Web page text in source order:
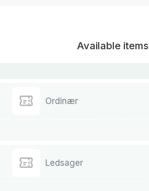
Available items
Ordinær
Ledsager